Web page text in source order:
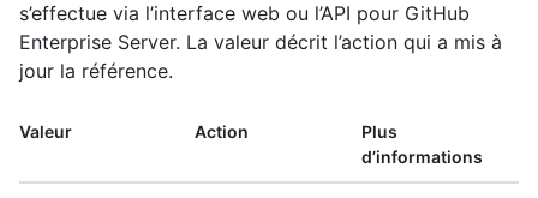
s’effectue via l’interface web ou l’API pour GitHub
Enterprise Server. La valeur décrit l’action qui a mis à
jour la référence.
Valeur Action
Plus
d’informations